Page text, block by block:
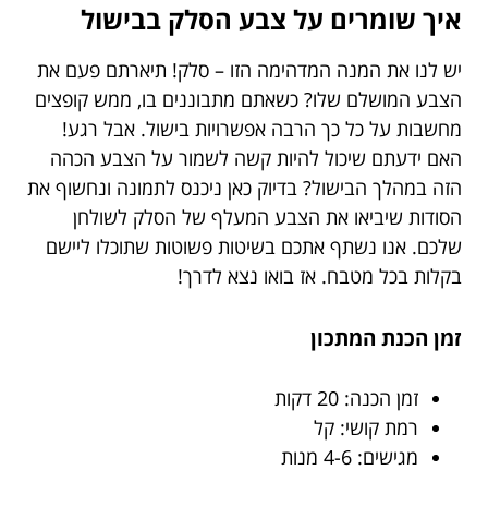
איך שומרים על צבע הסלק בבישול
יש לנו את המנה המדהימה הזו – סלק! תיארתם פעם את
הצבע המושלם שלו? כשאתם מתבוננים בו, ממש קופצים
מחשבות על כל כך הרבה אפשרויות בישול. אבל רגע!
האם ידעתם שיכול להיות קשה לשמור על הצבע הכהה
הזה במהלך הבישול? בדיוק כאן ניכנס לתמונה ונחשוף את
הסודות שיביאו את הצבע המעלף של הסלק לשולחן
שלכם. אנו נשתף אתכם בשיטות פשוטות שתוכלו ליישם
בקלות בכל מטבח. אז בואו נצא לדרך!
זמן הכנת המתכון
זמן הכנה: 20 דקות
רמת קושי: קל
מגישים: 4-6 מנות